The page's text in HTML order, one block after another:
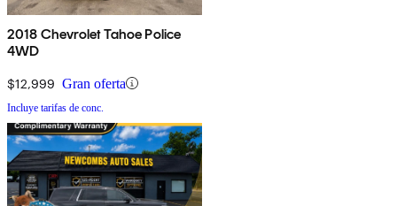
2018 Chevrolet Tahoe Police
4WD
$12,999 Gran oferta
Incluye tarifas de conc.